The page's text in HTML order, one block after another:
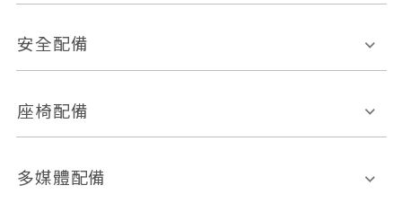
後視鏡方向指示燈
多功能方向盤
恆溫空調
安全配備
前座正面氣囊
ABS防鎖死
座椅配備
皮椅
多媒體配備